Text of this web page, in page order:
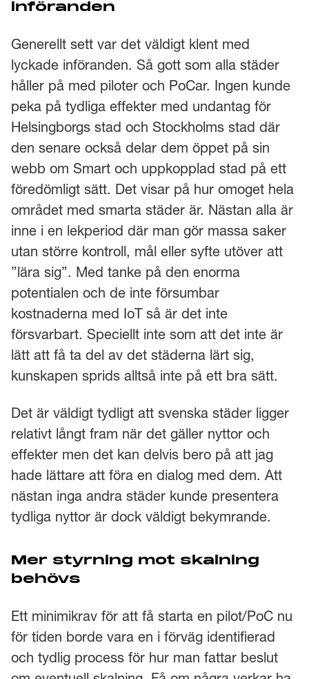
införanden
Generellt sett var det väldigt klent med
lyckade införanden. Så gott som alla städer
håller på med piloter och PoCar. Ingen kunde
peka på tydliga effekter med undantag för
Helsingborgs stad och Stockholms stad där
den senare också delar dem öppet på sin
webb om Smart och uppkopplad stad på ett
föredömligt sätt. Det visar på hur omoget hela
området med smarta städer är. Nästan alla är
inne i en lekperiod där man gör massa saker
utan större kontroll, mål eller syfte utöver att
”lära sig”. Med tanke på den enorma
potentialen och de inte försumbar
kostnaderna med IoT så är det inte
försvarbart. Speciellt inte som att det inte är
lätt att få ta del av det städerna lärt sig,
kunskapen sprids alltså inte på ett bra sätt.
Det är väldigt tydligt att svenska städer ligger
relativt långt fram när det gäller nyttor och
effekter men det kan delvis bero på att jag
hade lättare att föra en dialog med dem. Att
nästan inga andra städer kunde presentera
tydliga nyttor är dock väldigt bekymrande.
Mer styrning mot skalning
behövs
Ett minimikrav för att få starta en pilot/PoC nu
för tiden borde vara en i förväg identifierad
och tydlig process för hur man fattar beslut